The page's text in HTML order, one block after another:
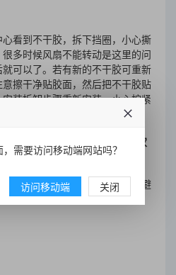
看到不干胶，拆下挡圈，小心撕
多时候风扇不能转动是这里的问
可以了。若有新的不干胶可重新
擦干净贴胶面，然后把不干胶贴
装拆卸步骤重新安装，小心拧紧
。
量房、免费预算、免费设计三家
公司)
日常维护。保持其良好的性能，避
上使用电风扇的常识吗？?
需要访问移动端网站吗？
访问移动端 关闭